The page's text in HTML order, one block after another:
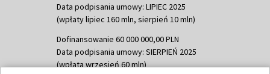
Data podpisania umowy: LIPIEC 2025
(wpłaty lipiec 160 mln, sierpień 10 mln)
Dofinansowanie 60 000 000,00 PLN
Data podpisania umowy: SIERPIEŃ 2025
(wpłata wrzesień 60 mln)